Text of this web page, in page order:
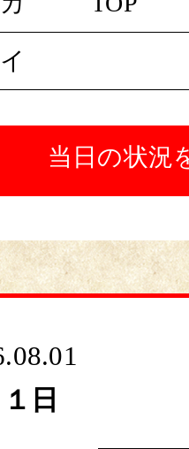
当日の状況
日